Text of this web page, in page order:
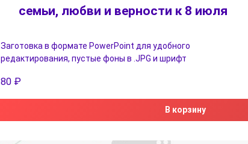
семьи, любви и верности к 8 июля
Заготовка в формате PowerPoint для удобного
редактирования, пустые фоны в .JPG и шрифт
80 ₽
В корзину